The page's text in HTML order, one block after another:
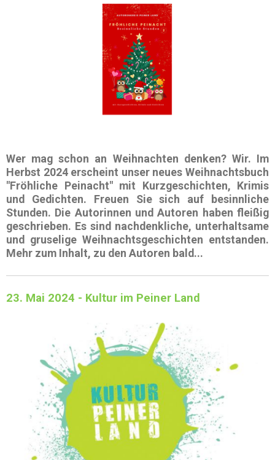
Wer mag schon an Weihnachten denken? Wir. Im
Herbst 2024erscheint unser neues Weihnachtsbuch
"Fröhliche Peinacht"mit Kurzgeschichten, Krimis
und Gedichten. Freuen Sie sich auf besinnliche
Stunden. Die Autorinnen und Autoren haben fleißig
geschrieben. Es sind nachdenkliche, unterhaltsame
und gruselige Weihnachtsgeschichten entstanden.
Mehr zum Inhalt, zu den Autoren bald...
23. Mai 2024 - Kultur im Peiner Land